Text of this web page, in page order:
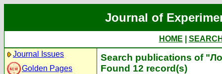
Journal of
HOME
Journal Issues
Golden Pages
Search publications of
Found 12 record(s)